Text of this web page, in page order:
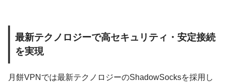
最新テクノロジーで高セキュリティ・安定接続
を実現
月餅VPNでは最新テクノロジーのShadowSocksを採用し